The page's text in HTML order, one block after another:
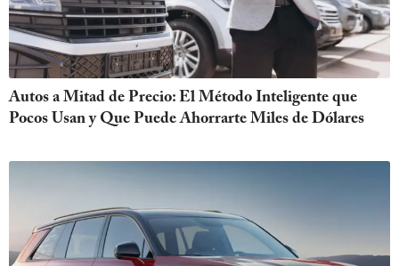
Autos a Mitad de Precio: El Método Inteligente que
Pocos Usan y Que Puede Ahorrarte Miles de Dólares